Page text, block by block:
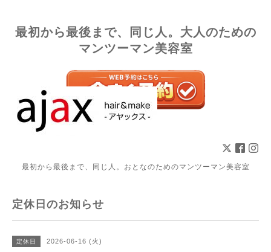
最初から最後まで、同じ人。大人のための
マンツーマン美容室
最初から最後まで、同じ人。おとなのためのマンツーマン美容室
定休日のお知らせ
定休日 2026-06-16 (火)